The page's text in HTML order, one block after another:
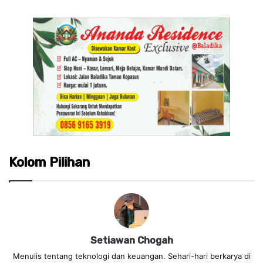
Kolom Pilihan
Setiawan Chogah
Menulis tentang teknologi dan keuangan. Sehari-hari berkarya di